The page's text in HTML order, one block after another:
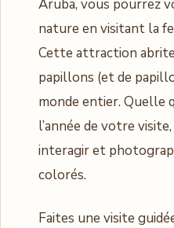
Aruba, vous pourrez
nature en visitant la
Cette attraction abrite
papillons (et de
monde entier. Quelle
l’année de votre
interagir et
colorés.
Faites une visite